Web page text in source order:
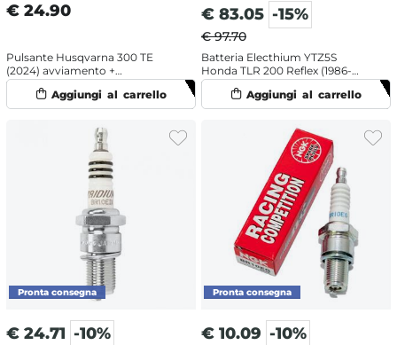
€ 24.90
Pulsante Husqvarna 300 TE
(2024) avviamento +
spegnimento
€ 83.05 -15%
€ 97.70
Batteria Electhium YTZ5S
Honda TLR 200 Reflex (1986-
1987)
€ 24.71 -10% € 10.09 -10%